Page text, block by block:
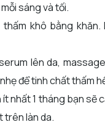
sáng và tối.
thấm khô bằng
lên da,
để tinh chất thấm
ít nhất 1 tháng bạn sẽ
trên làn da.